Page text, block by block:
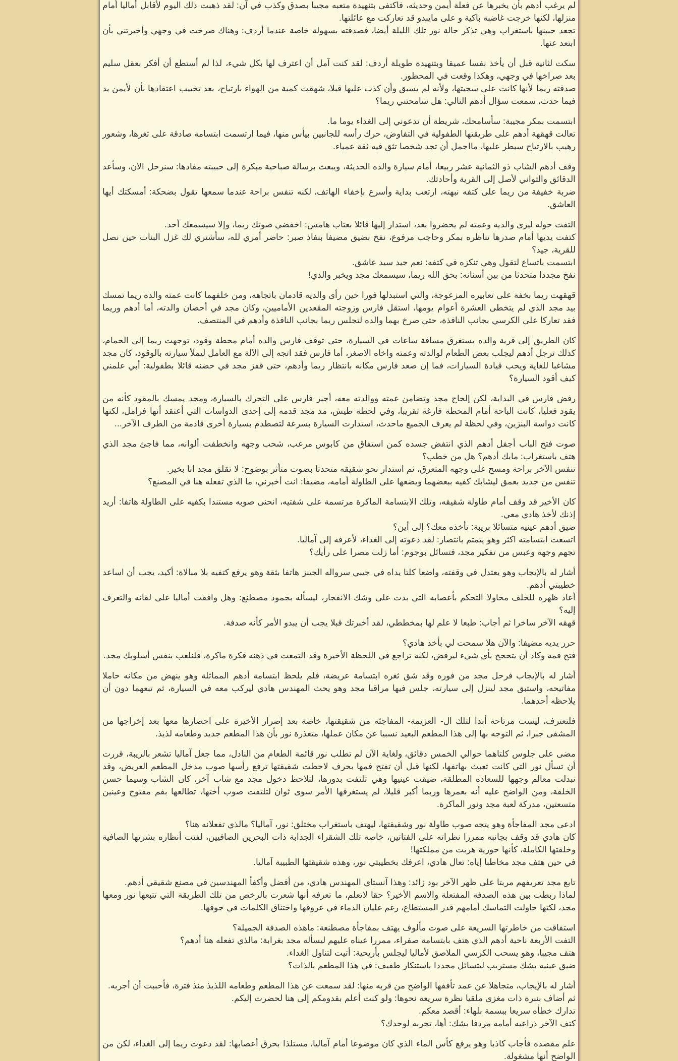
لم يرغب أدهم بأن يخبرها عن فعلة أيمن وحديثه، فاكتفى بتنهيدة متعبه مجيبا بصدق وكذب في آن: لقد ذهبت ذلك اليوم لأقابل أماليا أمام
منزلها، لكنها خرجت غاضبة باكية و على مايبدو قد تعاركت مع عائلتها.
تجعد جبينها باستغراب وهي تذكر حالة نور تلك الليلة أيضا، فصدقته بسهولة خاصة عندما أردف: وهناك صرخت في وجهي وأخبرتني بأن
ابتعد عنها.
سكت لثانية قبل أن يأخذ نفسا عميقا وبتنهيدة طويلة أردف: لقد كنت آمل أن اعترف لها بكل شيء، لذا لم أستطع أن أفكر بعقل سليم
بعد صراخها في وجهي، وهكذا وقعت في المحظور.
صدقته ريما لأنها كانت على سجيتها، ولأنه لم يسبق وأن كذب عليها قبلا، شهقت كمية من الهواء بارتياح، بعد تخييب اعتقادها بأن لأيمن يد
فيما حدث، سمعت سؤال أدهم التالي: هل سامحتني ريما؟
ابتسمت بمكر مجيبة: سأسامحك، شريطة أن تدعوني إلى الغداء يوما ما.
تعالت قهقهة أدهم على طريقتها الطفولية في التفاوض، حرك رأسه للجانبين بيأس منها، فيما ارتسمت ابتسامة صادقة على ثغرها، وشعور
رهيب بالارتياح سيطر عليها، مااجمل أن تجد شخصا تثق فيه ثقة عمياء.
وقف أدهم الشاب ذو الثمانية عشر ربيعا، أمام سيارة والده الحديثة، ويبعث برسالة صباحية مبكرة إلى حبيبته مفادها: سنرحل الان، وسأعد
الدقائق والثواني لأصل إلى القرية وأحادثك.
ضربة خفيفة من ريما على كتفه نبهته، ارتعب بداية وأسرع بإخفاء الهاتف، لكنه تنفس براحة عندما سمعها تقول بضحكة: أمسكتك أيها
العاشق.
التفت حوله ليرى والديه وعمته لم يحضروا بعد، استدار إليها قائلا بعتاب هامس: اخفضي صوتك ريما، وإلا سيسمعك أحد.
كتفت يديها أمام صدرها تناظره بمكر وحاجب مرفوع، نفخ بضيق مضيفا بنفاذ صبر: حاضر أمري لله، سأشتري لك غزل البنات حين نصل
للقرية، جيد؟
ابتسمت باتساع لتقول وهي تنكزه في كتفه: نعم جيد سيد عاشق.
نفخ مجددا متحدثا من بين أسنانه: بحق الله ريما، سيسمعك مجد ويخبر والدي!
قهقهت ريما بخفة على تعابيره المزعوجة، والتي استبدلها فورا حين رأى والديه قادمان باتجاهه، ومن خلفهما كانت عمته والدة ريما تمسك
بيد مجد الذي لم يتخطى العشرة أعوام يومها، استقل فارس وزوجته المقعدين الأماميين، وكان مجد في أحضان والدته، أما أدهم وريما
فقد تعاركا على الكرسي بجانب النافذة، حتى صرخ بهما والده لتجلس ريما بجانب النافذة وأدهم في المنتصف.
كان الطريق إلى قرية والده يستغرق مسافة ساعات في السيارة، حتى توقف فارس والده أمام محطة وقود، توجهت ريما إلى الحمام،
كذلك ترجل أدهم ليجلب بعض الطعام لوالدته وعمته واخاه الاصغر، أما فارس فقد اتجه إلى الآلة مع العامل ليملأ سيارته بالوقود، كان مجد
مشاغبا للغاية ويحب قيادة السيارات، فما إن صعد فارس مكانه بانتظار ريما وأدهم، حتى قفز مجد في حضنه قائلا بطفولية: أبي علمني
كيف أقود السيارة؟
رفض فارس في البداية، لكن إلحاح مجد وتضامن عمته ووالدته معه، أجبر فارس على التحرك بالسيارة، ومجد يمسك بالمقود كأنه من
يقود فعليا، كانت الباحة أمام المحطة فارغة تقريبا، وفي لحظة طيش، مد مجد قدمه إلى إحدى الدواسات التي أعتقد أنها فرامل، لكنها
كانت دواسة البنزين، وفي لحظة لم يعرف الجميع ماحدث، استدارت السيارة بسرعة لتصطدم بسيارة أخرى قادمة من الطرف الآخر...
صوت فتح الباب أجفل أدهم الذي انتفض جسده كمن استفاق من كابوس مرعب، شحب وجهه وانخطفت ألوانه، مما فاجئ مجد الذي
هتف باستغراب: مابك أدهم؟ هل من خطب؟
تنفس الآخر براحة ومسح على وجهه المتعرق، ثم استدار نحو شقيقه متحدثا بصوت متأثر بوضوح: لا تقلق مجد انا بخير.
تنفس من جديد بعمق ليشابك كفيه ببعضهما ويضعها على الطاولة أمامه، مضيفا: انت أخبرني، ما الذي تفعله هنا في المصنع؟
كان الأخير قد وقف أمام طاولة شقيقه، وتلك الابتسامة الماكرة مرتسمة على شفتيه، انحنى صوبه مستندا بكفيه على الطاولة هاتفا: أريد
إذنك لأخذ هادي معي.
ضيق أدهم عينيه متسائلا بريبة: تأخذه معك؟ إلى أين؟
اتسعت ابتسامته اكثر وهو يتمتم بانتصار: لقد دعوته إلى الغداء، لأعرفه إلى آماليا.
تجهم وجهه وعبس من تفكير مجد، فتسائل بوجوم: أما زلت مصرا على رأيك؟
أشار له بالإيجاب وهو يعتدل في وقفته، واضعا كلتا يداه في جيبي سرواله الجينز هاتفا بثقة وهو يرفع كتفيه بلا مبالاة: أكيد، يجب أن اساعد
خطيبتي أدهم.
أعاد ظهره للخلف محاولا التحكم بأعصابه التي بدت على وشك الانفجار، ليسأله بجمود مصطنع: وهل وافقت أماليا على لقائه والتعرف
إليه؟
قهقه الآخر ساخرا ثم أجاب: طبعا لا علم لها بمخططي، لقد أخبرتك قبلا يجب أن يبدو الأمر كأنه صدفة.
حرر يديه مضيفا: والآن هلا سمحت لي بأخذ هادي؟
فتح فمه وكاد أن يتحجج بأي شيء ليرفض، لكنه تراجع في اللحظة الأخيرة وقد التمعت في ذهنه فكرة ماكرة، فلنلعب بنفس أسلوبك مجد.
أشار له بالإيجاب فرحل مجد من فوره وقد شق ثغره ابتسامة عريضة، فلم يلحظ ابتسامة أدهم المماثلة وهو ينهض من مكانه حاملا
مفاتيحه، واستبق مجد لينزل إلى سيارته، جلس فيها مراقبا مجد وهو يحث المهندس هادي ليركب معه في السيارة، ثم تبعهما دون أن
يلاحظه أحدهما.
فلتعترف، ليست مرتاحة أبدا لتلك ال- العزيمة- المفاجئة من شقيقتها، خاصة بعد إصرار الأخيرة على احضارها معها بعد إخراجها من
المشفى جبرا، ثم التوجه بها إلى هذا المطعم البعيد نسبيا عن مكان عملها، متعذرة نور بأن هذا المطعم جديد وطعامه لذيذ.
مضى على جلوس كلتاهما حوالي الخمس دقائق، ولغاية الآن لم تطلب نور قائمة الطعام من النادل، مما جعل آماليا تشعر بالريبة، قررت
أن تسأل نور التي كانت تعبث بهاتفها، لكنها قبل أن تفتح فمها بحرف لاحظت شقيقتها ترفع رأسها صوب مدخل المطعم العريض، وقد
تبدلت معالم وجهها للسعادة المطلقة، ضيقت عينيها وهي تلتفت بدورها، لتلاحظ دخول مجد مع شاب آخر، كان الشاب وسيما حسن
الخلقة، ومن الواضح عليه أنه بعمرها وربما أكبر قليلا، لم يستغرقها الأمر سوى ثوان لتلتفت صوب أختها، تطالعها بفم مفتوح وعينين
متسعتين، مدركة لعبة مجد ونور الماكرة.
ادعى مجد المفاجأة وهو يتجه صوب طاولة نور وشقيقتها، ليهتف باستغراب مختلق: نور، آماليا؟ مالذي تفعلانه هنا؟
كان هادي قد وقف بجانبه ممررا نظراته على الفتاتين، خاصة تلك الشقراء الجذابة ذات البحرين الصافيين، لفتت أنظاره بشرتها الصافية
وخلقتها الكاملة، كأنها حورية هربت من مملكتها!
في حين هتف مجد مخاطبا إياه: تعال هادي، اعرفك بخطيبتي نور، وهذه شقيقتها الطبيبة آماليا.
تابع مجد تعريفهم مربتا على ظهر الآخر بود زائد: وهذا آنستاي المهندس هادي، من أفضل وأكفأ المهندسين في مصنع شقيقي أدهم.
لماذا ربطت بين هذه الصدفة المفتعلة والاسم الأخير؟ حقا لاتعلم، ما تعرفه أنها شعرت بالرخص من تلك الطريقة التي تتبعها نور ومعها
مجد، لكتها حاولت التماسك أمامهم قدر المستطاع، رغم غليان الدماء في عروقها واختناق الكلمات في جوفها.
استفاقت من خاطرتها السريعة على صوت مألوف يهتف بمفاجأة مصطنعة: ماهذه الصدفة الجميلة؟
التفت الأربعة ناحية أدهم الذي هتف بابتسامة صفراء، ممررا عيناه عليهم ليسأله مجد بغرابة: مالذي تفعله هنا أدهم؟
هتف مجيبا، وهو يسحب الكرسي الملاصق لأماليا ليجلس بأريحية: أتيت لتناول الغداء.
ضيق عينيه بشك مستريب ليتسائل مجددا باستنكار طفيف: في هذا المطعم بالذات؟
أشار له بالإيجاب، متجاهلا عن عمد تأففها الواضح من قربه منها: لقد سمعت عن هذا المطعم وطعامه اللذيذ منذ فترة، فأحببت أن أجربه.
ثم أضاف بنبرة ذات مغزى ملقيا نظرة سريعة نحوها: ولو كنت أعلم بقدومكم إلى هنا لحضرت إليكم.
تدارك خطأه سريعا ببسمة بلهاء: أقصد معكم.
كتف الآخر ذراعيه أمامه مردفا بشك: أها، تجربه لوحدك؟
علم مقصده فأجاب كاذبا وهو يرفع كأس الماء الذي كان موضوعا أمام آماليا، مستلذا بحرق أعصابها: لقد دعوت ريما إلى الغداء، لكن من
الواضح أنها مشغولة.